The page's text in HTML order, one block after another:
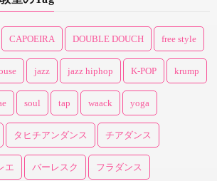
CAPOEIRA DOUBLE DOUCH free style
jazz jazz hiphop K-POP krump
soul tap waack yoga
タヒチアンダンス チアダンス
エ バーレスク フラダンス